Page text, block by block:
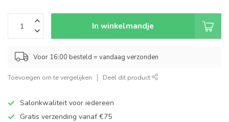
In winkelmandje
Voor 16:00 besteld = vandaag verzonden
Toevoegen om te vergelijken Deel dit product
Salonkwaliteit voor iedereen
Gratis verzending vanaf €75